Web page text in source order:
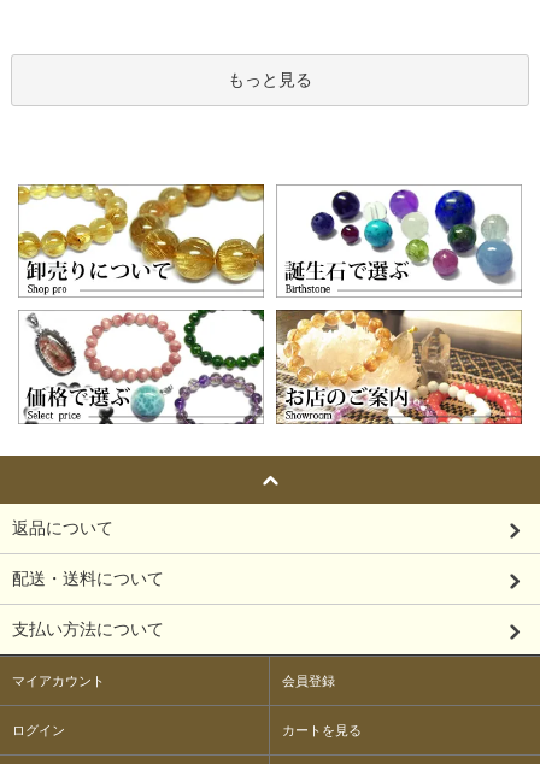
もっと見る
返品について
配送・送料について
支払い方法について
マイアカウント 会員登録
ログイン カートを見る